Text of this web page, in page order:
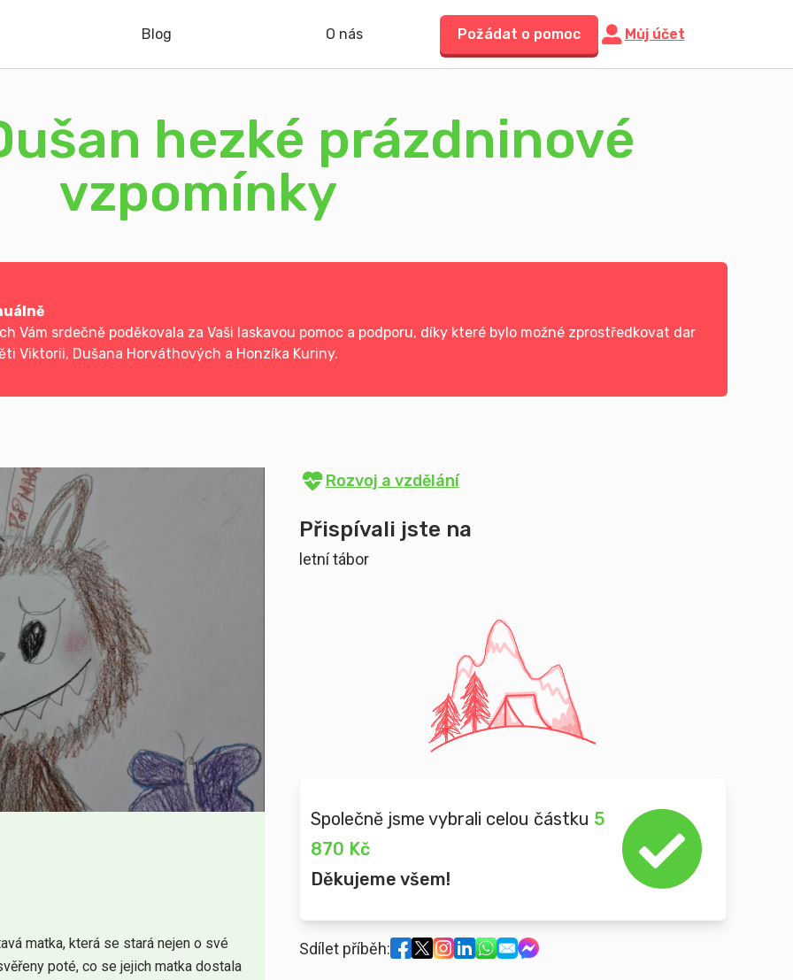
Blog O nás Požádat o pomoc Můj účet
hezké prázdninové
vzpomínky
Vám srdečně poděkovala za Vaši laskavou pomoc a podporu, díky které bylo možné zprostředkovat dar
Viktorii, Dušana Horváthových a Honzíka Kuriny.
matka, která se stará nejen o své
poté, co se jejich matka dostala
Rozvoj a vzdělání
Přispívali jste na
letní tábor
Společně jsme vybrali celou částku 5
870 Kč
Děkujeme všem!
Sdílet příběh: